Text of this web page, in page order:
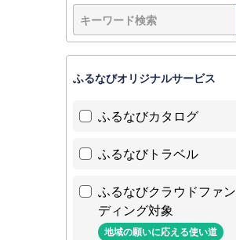
ふるなびオリジナルサービス
ふるなびカタログ
ふるなびトラベル
ふるなびクラウドファン
ディング対象
地域の願いに応える使い道